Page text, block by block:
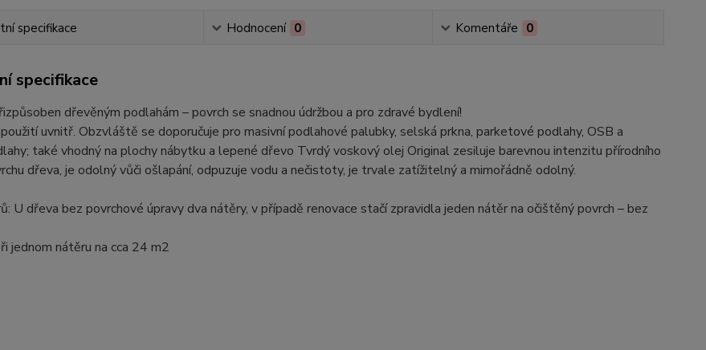
specifikace Hodnocení 0 Komentáře 0
specifikace
dřevěným podlahám – povrch se snadnou údržbou a pro zdravé bydlení!
uvnitř. Obzvláště se doporučuje pro masivní podlahové palubky, selská prkna, parketové podlahy, OSB a
také vhodný na plochy nábytku a lepené dřevo Tvrdý voskový olej Original zesiluje barevnou intenzitu přírodního
dřeva, je odolný vůči ošlapání, odpuzuje vodu a nečistoty, je trvale zatížitelný a mimořádně odolný.
U dřeva bez povrchové úpravy dva nátěry, v případě renovace stačí zpravidla jeden nátěr na očištěný povrch – bez
jednom nátěru na cca 24 m2